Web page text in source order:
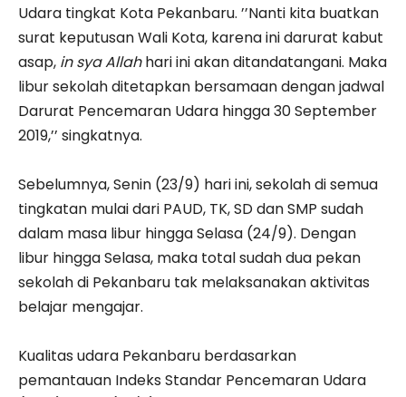
Udara tingkat Kota Pekanbaru. ’’Nanti kita buatkan
surat keputusan Wali Kota, karena ini darurat kabut
asap, in sya Allahhari ini akan ditandatangani. Maka
libur sekolah ditetapkan bersamaan dengan jadwal
Darurat Pencemaran Udara hingga 30 September
2019,’’ singkatnya.
Sebelumnya, Senin (23/9) hari ini, sekolah di semua
tingkatan mulai dari PAUD, TK, SD dan SMP sudah
dalam masa libur hingga Selasa (24/9). Dengan
libur hingga Selasa, maka total sudah dua pekan
sekolah di Pekanbaru tak melaksanakan aktivitas
belajar mengajar.
Kualitas udara Pekanbaru berdasarkan
pemantauan Indeks Standar Pencemaran Udara